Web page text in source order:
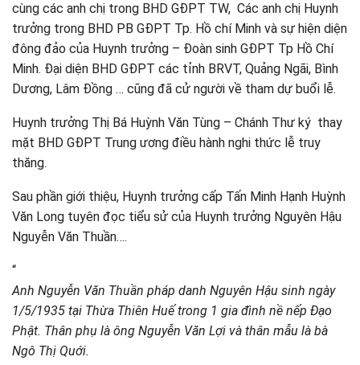
cùng các anh chị trong BHD GĐPT TW, Các anh chị Huynh
trưởng trong BHD PB GĐPT Tp. Hồ chí Minh và sự hiện diện
đông đảo của Huynh trưởng – Đoàn sinh GĐPT Tp Hồ Chí
Minh. Đại diện BHD GĐPT các tỉnh BRVT, Quảng Ngãi, Bình
Dương, Lâm Đồng … cũng đã cử người về tham dự buổi lễ.
Huynh trưởng Thị Bá Huỳnh Văn Tùng – Chánh Thư ký thay
mặt BHD GĐPT Trung ương điều hành nghi thức lễ truy
thăng.
Sau phần giới thiệu, Huynh trưởng cấp Tấn Minh Hạnh Huỳnh
Văn Long tuyên đọc tiểu sử của Huynh trưởng Nguyên Hậu
Nguyễn Văn Thuần….
“
Anh Nguyễn Văn Thuần pháp danh Nguyên Hậu sinh ngày
1/5/1935 tại Thừa Thiên Huế trong 1 gia đình nề nếp Đạo
Phật. Thân phụ là ông Nguyễn Văn Lợi và thân mẫu là bà
Ngô Thị Quới.